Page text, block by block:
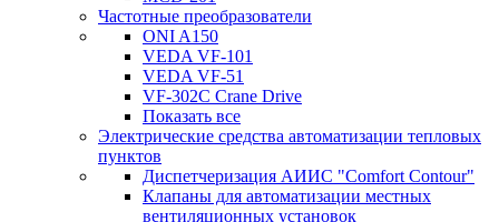
Частотные преобразователи
ONI A150
VEDA VF-101
VEDA VF-51
VF-302C Crane Drive
Показать все
Электрические средства автоматизации тепловых
пунктов
Диспетчеризация АИИС "Comfort Contour"
Клапаны для автоматизации местных
вентиляционных установок